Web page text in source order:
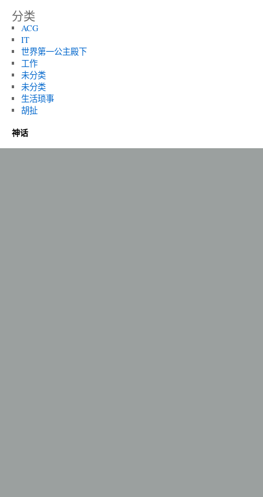
分类
ACG
IT
世界第一公主殿下
工作
未分类
未分类
生活琐事
胡扯
神话